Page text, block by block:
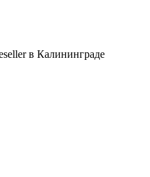
в Калининграде